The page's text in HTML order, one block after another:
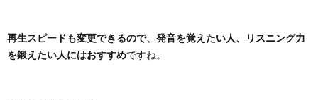
再生スピードも変更できるので、発音を覚えたい人、リスニング力
を鍛えたい人にはおすすめですね。